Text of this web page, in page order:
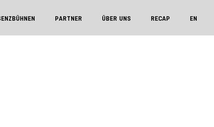
PARTNER ÜBER UNS RECAP EN